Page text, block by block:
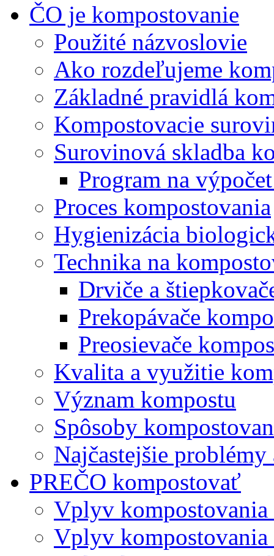
ČO je kompostovanie
Použité názvoslovie
Ako rozdeľujeme
Základné pravidlá
Kompostovacie
Surovinová skladba
Program na
Proces kompostovania
Hygienizácia
Technika na
Drviče a
Prekopávače
Preosievače
Kvalita a využitie
Význam kompostu
Spôsoby
Najčastejšie problémy
PREČO kompostovať
Vplyv kompostovania
Vplyv